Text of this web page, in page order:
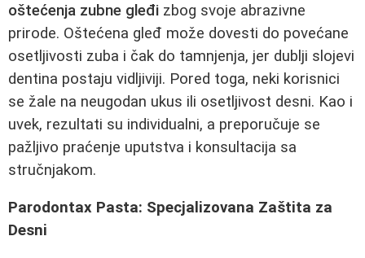
oštećenja zubne gleđi zbog svoje abrazivne
prirode. Oštećena gleđ može dovesti do povećane
osetljivosti zuba i čak do tamnjenja, jer dublji slojevi
dentina postaju vidljiviji. Pored toga, neki korisnici
se žale na neugodan ukus ili osetljivost desni. Kao i
uvek, rezultati su individualni, a preporučuje se
pažljivo praćenje uputstva i konsultacija sa
stručnjakom.
Parodontax Pasta: Specjalizovana Zaštita za
Desni